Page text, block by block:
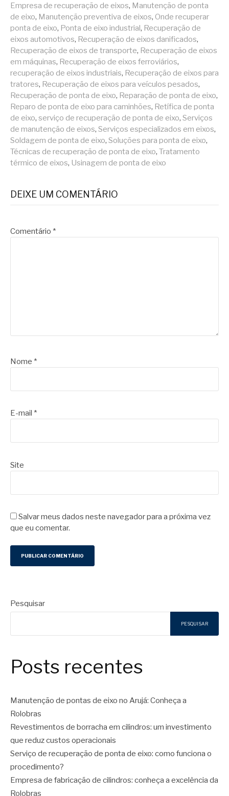
Empresa de recuperação de eixos, Manutenção de ponta
de eixo, Manutenção preventiva de eixos, Onde recuperar
ponta de eixo, Ponta de eixo industrial , Recuperação de
eixos automotivos, Recuperação de eixos danificados,
Recuperação de eixos de transporte, Recuperação de eixos
em máquinas, Recuperação de eixos ferroviários,
recuperação de eixos industriais, Recuperação de eixos para
tratores, Recuperação de eixos para veículos pesados,
Recuperação de ponta de eixo, Reparação de ponta de eixo,
Reparo de ponta de eixo para caminhões, Retífica de ponta
de eixo, serviço de recuperação de ponta de eixo, Serviços
de manutenção de eixos, Serviços especializados em eixos,
Soldagem de ponta de eixo, Soluções para ponta de eixo,
Técnicas de recuperação de ponta de eixo, Tratamento
térmico de eixos, Usinagem de ponta de eixo
DEIXE UM COMENTÁRIO
Comentário *
Nome *
E-mail *
Site
Salvar meus dados neste navegador para a próxima vez
que eu comentar.
Pesquisar
PESQUISAR
Posts recentes
Manutenção de pontas de eixo no Arujá: Conheça a
Rolobras
Revestimentos de borracha em cilindros: um investimento
que reduz custos operacionais
Serviço de recuperação de ponta de eixo: como funciona o
procedimento?
Empresa de fabricação de cilindros: conheça a excelência da
Rolobras